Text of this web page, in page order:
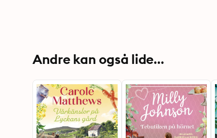
Andre kan også lide...